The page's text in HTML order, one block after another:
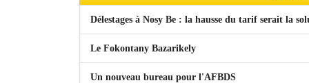
Délestages à Nosy Be : la hausse du tarif serait la
Le Fokontany Bazarikely
Un nouveau bureau pour l'AFBDS